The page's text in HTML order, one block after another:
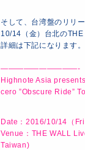
そして、台湾盤のリリ
10/14（金）台北のTHE
詳細は下記になります。
——————————-
Highnote Asia presents
cero ”Obscure Ride”
Date：2016/10/14（
Venue：THE WALL
Taiwan)